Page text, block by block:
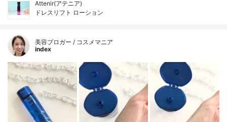
Attenir(アテニア)
ドレスリフト ローション
美容ブロガー / コスメマニア
index